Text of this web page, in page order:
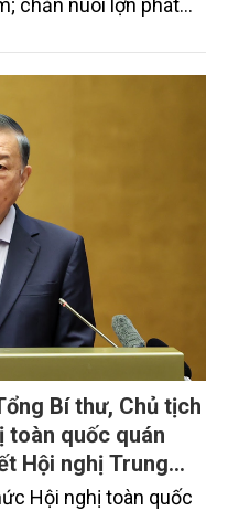
chăn nuôi lợn phát
mới và sản lượng
Bí thư, Chủ tịch
toàn quốc quán
Hội nghị Trung
Hội nghị toàn quốc